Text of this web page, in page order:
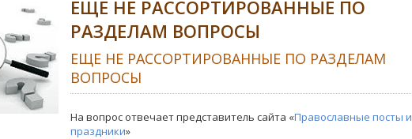
ЕЩЕ НЕ РАССОРТИРОВАННЫЕ ПО
РАЗДЕЛАМ ВОПРОСЫ
ЕЩЕ НЕ РАССОРТИРОВАННЫЕ ПО РАЗДЕЛАМ
ВОПРОСЫ
На вопрос отвечает представитель сайта «Православные посты и
праздники»